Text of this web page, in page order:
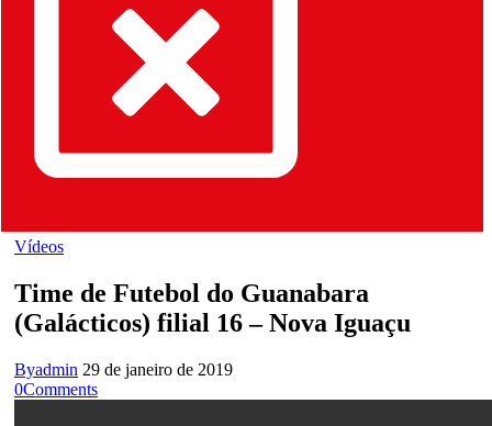
Vídeos
Time de Futebol do Guanabara
(Galácticos) filial 16 – Nova Iguaçu
Byadmin 29 de janeiro de 2019
0Comments